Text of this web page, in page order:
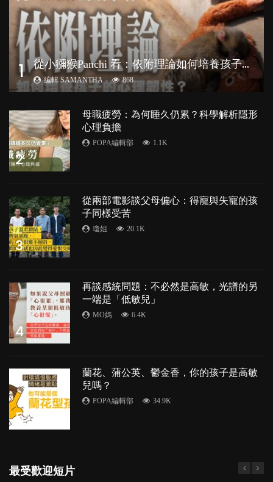
1 從
小獼猴Panchi 看：依附理論如何培養孩子心理韌性？
編輯 SAMANTHA 868
2
母職疲勞：為何睡久仍累？科學解析隱形
心理負擔
POPA編輯部 1.1K
3
從兩部電影談父母偏心：得寵與失寵的孩
子同樣受苦
瓊姐 20.1K
4
再談感統問題：不必然是高敏，光譜的另
一端是「低敏兒」
MO媽 6.4K
5
蘭花、蒲公英、鬱金香，你的孩子是高敏
兒嗎？
POPA編輯部 34.9K
最受歡迎短片